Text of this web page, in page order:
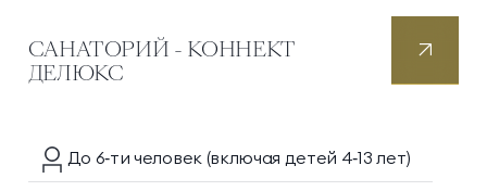
САНАТОРИЙ - КОННЕКТ
ДЕЛЮКС
До 6‑тичеловек(включая детей 4‑13 лет)